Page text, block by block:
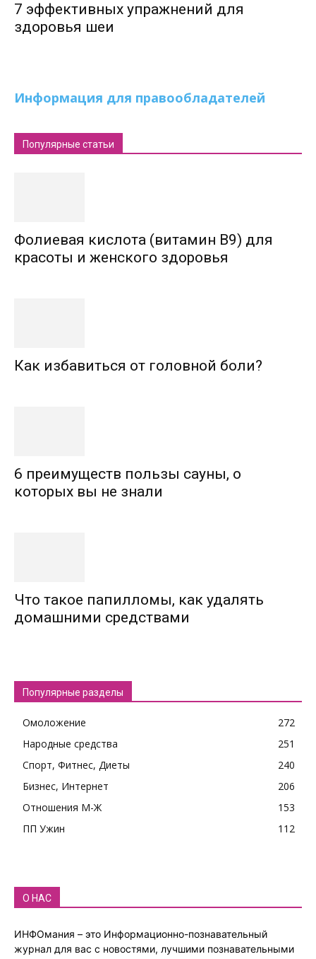
7 эффективных упражнений для
здоровья шеи
Информация для правообладателей
Популярные статьи
Фолиевая кислота (витамин В9) для
красоты и женского здоровья
Как избавиться от головной боли?
6 преимуществ пользы сауны, о
которых вы не знали
Что такое папилломы, как удалять
домашними средствами
Популярные разделы
Омоложение
272
Народные средства
251
Спорт, Фитнес, Диеты
240
Бизнес, Интернет
206
Отношения М-Ж
153
ПП Ужин
112
О НАС
ИНФОмания – это Информационно-познавательный
журнал для вас с новостями, лучшими познавательными